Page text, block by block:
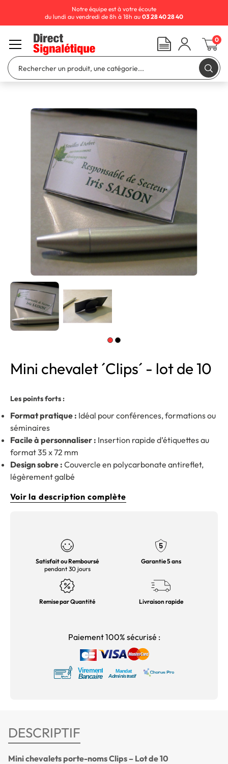
Mini chevalet ´Clips´ - lot de 10
Les points forts :
Format pratique : Idéal pour conférences, formations ou
séminaires
Facile à personnaliser : Insertion rapide d’étiquettes au
format 35 x 72 mm
Design sobre : Couvercle en polycarbonate antireflet,
légèrement galbé
Voir la description complète
Satisfait ou Remboursé
pendant 30 jours
Garantie 5 ans
Remise par Quantité Livraison rapide
Paiement 100% sécurisé :
DESCRIPTIF
Mini chevalets porte-noms Clips – Lot de 10
Notre équipe est à votre écoute
du lundi au vendredi de 8h à 18h au 03 28 40 28 40
0